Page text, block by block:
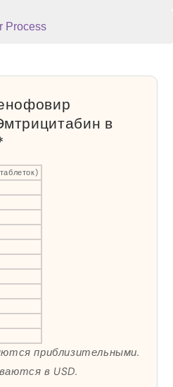
Process
в
приблизительными.
в USD.